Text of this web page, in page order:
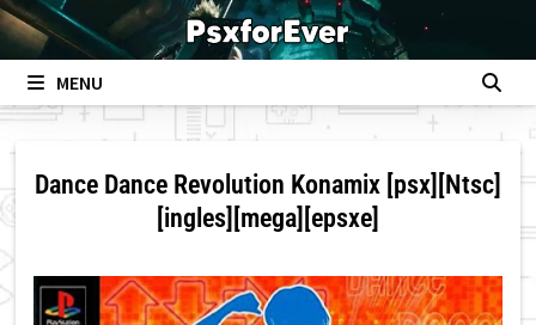
Skip
to
contentMENU
Dance Dance Revolution Konamix [psx][Ntsc]
[ingles][mega][epsxe]